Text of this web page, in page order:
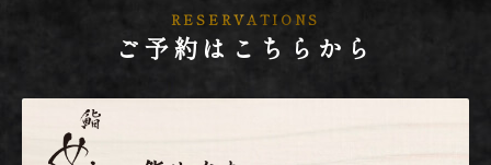
RESERVATIONS
ご予約はこちらから